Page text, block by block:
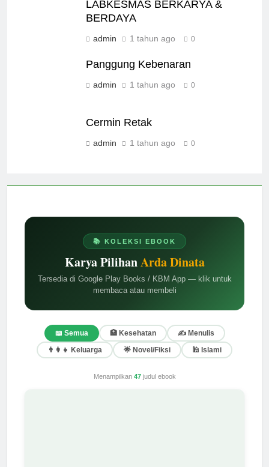
📚 KOLEKSI EBOOK
Karya PilihanArda Dinata
Tersedia di Google Play Books / KBM App — klik untuk
membaca atau membeli
📖 Semua 🏥 Kesehatan
✍️ Menulis
👨‍👩‍👧 Keluarga
🌟 Novel/Fiksi 🕌 Islami
Menampilkan 47judul ebook
LABKESMAS BERKARYA &
BERDAYA
admin 1 tahun ago 0
Panggung Kebenaran
admin 1 tahun ago 0
Cermin Retak
admin 1 tahun ago 0